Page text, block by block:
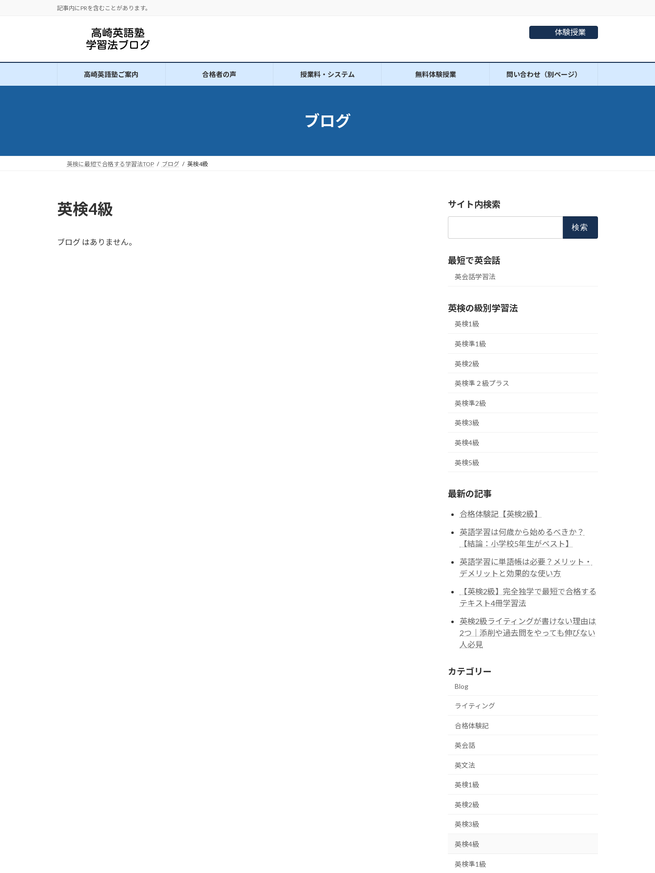
へ
キ
ョ
に
記事内にPRを含むことがあります。
体験授業
高崎英語塾ご案内 合格者の声 授業料・システム 無料体験授業 問い合わせ（別ページ）
ブログ
英検に最短で合格する学習法TOP ブログ 英検4級
英検4級
ブログ はありません。
サイト内検索
最短で英会話
英会話学習法
英検の級別学習法
英検1級
英検準1級
英検2級
英検準２級プラス
英検準2級
英検3級
英検4級
英検5級
最新の記事
合格体験記【英検2級】
英語学習は何歳から始めるべきか？
【結論：小学校5年生がベスト】
英語学習に単語帳は必要？メリット・
デメリットと効果的な使い方
【英検2級】完全独学で最短で合格する
テキスト4冊学習法
英検2級ライティングが書けない理由は
2つ｜添削や過去問をやっても伸びない
人必見
カテゴリー
Blog
ライティング
合格体験記
英会話
英文法
英検1級
英検2級
英検3級
英検4級
英検準1級